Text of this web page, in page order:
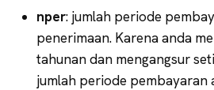
nper: jumlah periode
penerimaan. Karena anda
tahunan dan mengangsur
jumlah periode pembayaran